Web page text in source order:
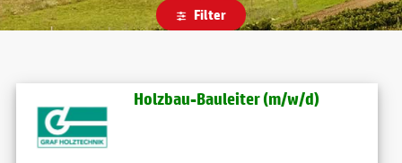
Filter
Holzbau-Bauleiter (m/w/d)